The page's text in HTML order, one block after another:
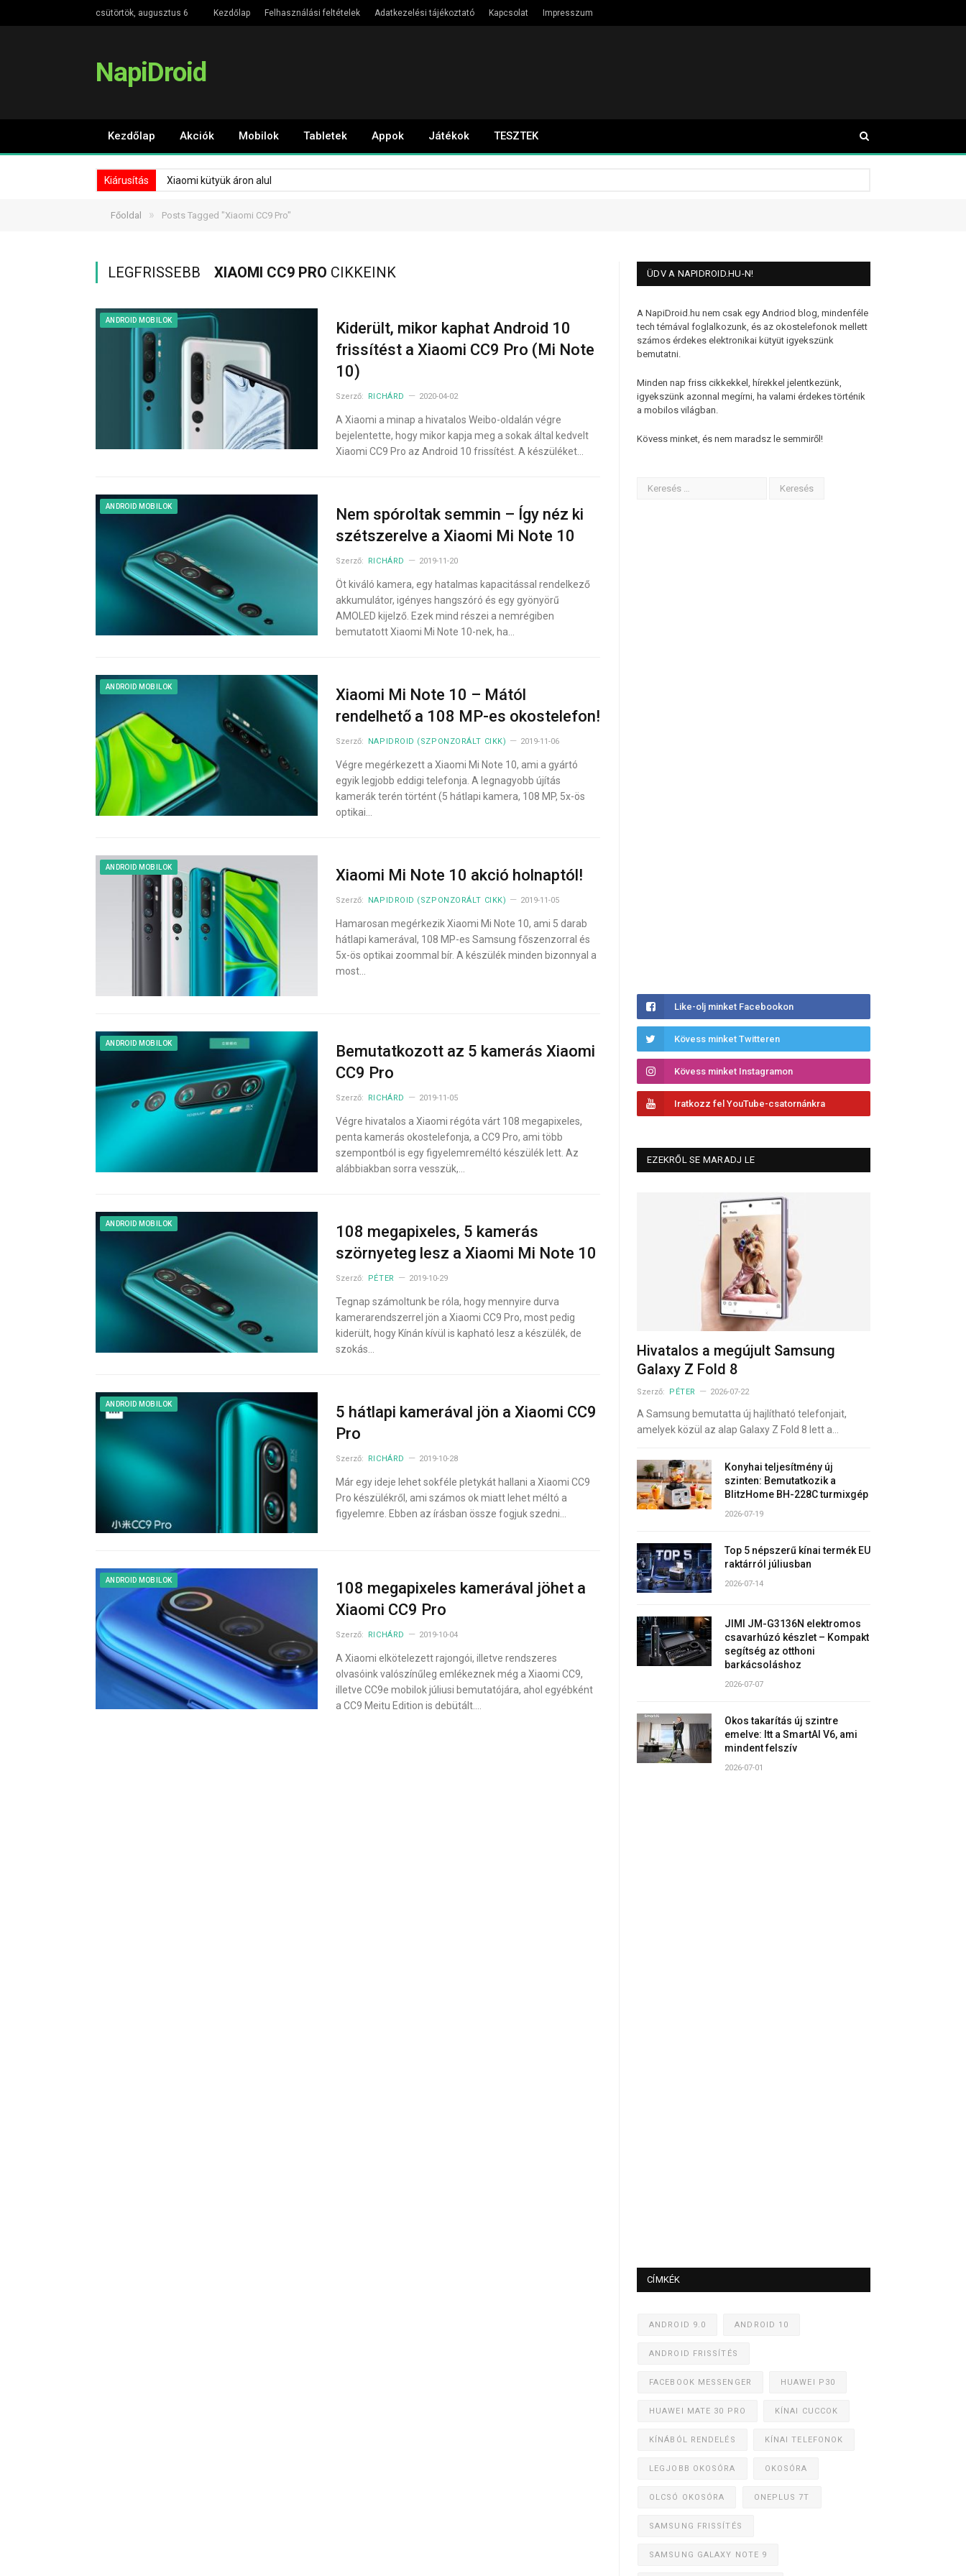
csütörtök, augusztus 6 Kezdőlap Felhasználási feltételek Adatkezelési tájékoztató Kapcsolat Impresszum
NapiDroid
Kezdőlap Akciók Mobilok Tabletek Appok Játékok TESZTEK
Kiárusítás Xiaomi kütyük áron alul
Főoldal » Posts Tagged "Xiaomi CC9 Pro"
LEGFRISSEBB XIAOMI CC9 PRO CIKKEINK
ANDROID MOBILOK
Kiderült, mikor kaphat Android 10
frissítést a Xiaomi CC9 Pro (Mi Note
10)
Szerző: RICHÁRD 2020-04-02
A Xiaomi a minap a hivatalos Weibo-oldalán végre
bejelentette, hogy mikor kapja meg a sokak által kedvelt
Xiaomi CC9 Pro az Android 10 frissítést. A készüléket…
ANDROID MOBILOK
Nem spóroltak semmin – Így néz ki
szétszerelve a Xiaomi Mi Note 10
Szerző: RICHÁRD 2019-11-20
Öt kiváló kamera, egy hatalmas kapacitással rendelkező
akkumulátor, igényes hangszóró és egy gyönyörű
AMOLED kijelző. Ezek mind részei a nemrégiben
bemutatott Xiaomi Mi Note 10-nek, ha…
ANDROID MOBILOK
Xiaomi Mi Note 10 – Mától
rendelhető a 108 MP-es okostelefon!
Szerző: NAPIDROID (SZPONZORÁLT CIKK) 2019-11-06
Végre megérkezett a Xiaomi Mi Note 10, ami a gyártó
egyik legjobb eddigi telefonja. A legnagyobb újítás
kamerák terén történt (5 hátlapi kamera, 108 MP, 5x-ös
optikai…
ANDROID MOBILOK Xiaomi Mi Note 10 akció holnaptól!
Szerző: NAPIDROID (SZPONZORÁLT CIKK) 2019-11-05
Hamarosan megérkezik Xiaomi Mi Note 10, ami 5 darab
hátlapi kamerával, 108 MP-es Samsung főszenzorral és
5x-ös optikai zoommal bír. A készülék minden bizonnyal a
most…
ANDROID MOBILOK
Bemutatkozott az 5 kamerás Xiaomi
CC9 Pro
Szerző: RICHÁRD 2019-11-05
Végre hivatalos a Xiaomi régóta várt 108 megapixeles,
penta kamerás okostelefonja, a CC9 Pro, ami több
szempontból is egy figyelemreméltó készülék lett. Az
alábbiakban sorra vesszük,…
ANDROID MOBILOK
108 megapixeles, 5 kamerás
szörnyeteg lesz a Xiaomi Mi Note 10
Szerző: PÉTER 2019-10-29
Tegnap számoltunk be róla, hogy mennyire durva
kamerarendszerrel jön a Xiaomi CC9 Pro, most pedig
kiderült, hogy Kínán kívül is kapható lesz a készülék, de
szokás…
ANDROID MOBILOK
5 hátlapi kamerával jön a Xiaomi CC9
Pro
Szerző: RICHÁRD 2019-10-28
Már egy ideje lehet sokféle pletykát hallani a Xiaomi CC9
Pro készülékről, ami számos ok miatt lehet méltó a
figyelemre. Ebben az írásban össze fogjuk szedni…
ANDROID MOBILOK
108 megapixeles kamerával jöhet a
Xiaomi CC9 Pro
Szerző: RICHÁRD 2019-10-04
A Xiaomi elkötelezett rajongói, illetve rendszeres
olvasóink valószínűleg emlékeznek még a Xiaomi CC9,
illetve CC9e mobilok júliusi bemutatójára, ahol egyébként
a CC9 Meitu Edition is debütált.…
ÜDV A NAPIDROID.HU-N!
A NapiDroid.hu nem csak egy Andriod blog, mindenféle
tech témával foglalkozunk, és az okostelefonok mellett
számos érdekes elektronikai kütyüt igyekszünk
bemutatni.
Minden nap friss cikkekkel, hírekkel jelentkezünk,
igyekszünk azonnal megírni, ha valami érdekes történik
a mobilos világban.
Kövess minket, és nem maradsz le semmiről!
Like-olj minket Facebookon
Kövess minket Twitteren
Kövess minket Instagramon
Iratkozz fel YouTube-csatornánkra
EZEKRŐL SE MARADJ LE
Hivatalos a megújult Samsung
Galaxy Z Fold 8
Szerző: PÉTER 2026-07-22
A Samsung bemutatta új hajlítható telefonjait,
amelyek közül az alap Galaxy Z Fold 8 lett a…
Konyhai teljesítmény új
szinten: Bemutatkozik a
BlitzHome BH-228C turmixgép
2026-07-19
Top 5 népszerű kínai termék EU
raktárról júliusban
2026-07-14
JIMI JM-G3136N elektromos
csavarhúzó készlet – Kompakt
segítség az otthoni
barkácsoláshoz
2026-07-07
Okos takarítás új szintre
emelve: Itt a SmartAI V6, ami
mindent felszív
2026-07-01
CÍMKÉK
ANDROID 9.0 ANDROID 10
ANDROID FRISSÍTÉS
FACEBOOK MESSENGER HUAWEI P30
HUAWEI MATE 30 PRO KÍNAI CUCCOK
KÍNÁBÓL RENDELÉS KÍNAI TELEFONOK
LEGJOBB OKOSÓRA OKOSÓRA
OLCSÓ OKOSÓRA ONEPLUS 7T
SAMSUNG FRISSÍTÉS
SAMSUNG GALAXY NOTE 9